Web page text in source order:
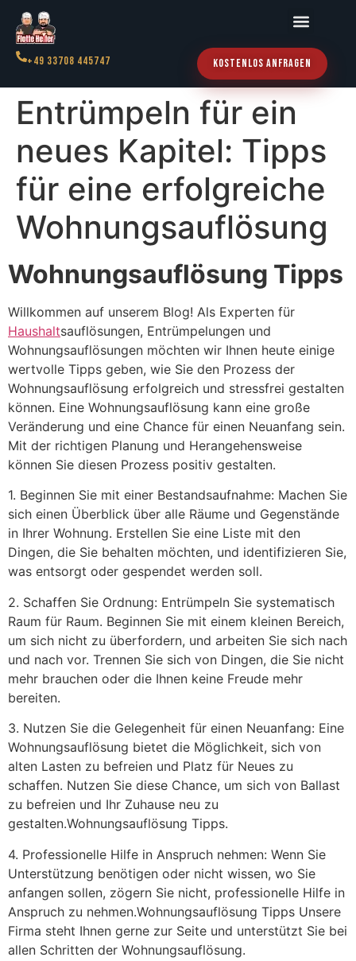
+49 33708 445747 Kostenlos Anfragen
Entrümpeln für ein
neues Kapitel: Tipps
für eine erfolgreiche
Wohnungsauflösung
Wohnungsauflösung Tipps
Willkommen auf unserem Blog! Als Experten für
Haushaltsauflösungen, Entrümpelungen und
Wohnungsauflösungen möchten wir Ihnen heute einige
wertvolle Tipps geben, wie Sie den Prozess der
Wohnungsauflösung erfolgreich und stressfrei gestalten
können. Eine Wohnungsauflösung kann eine große
Veränderung und eine Chance für einen Neuanfang sein.
Mit der richtigen Planung und Herangehensweise
können Sie diesen Prozess positiv gestalten.
1. Beginnen Sie mit einer Bestandsaufnahme: Machen Sie
sich einen Überblick über alle Räume und Gegenstände
in Ihrer Wohnung. Erstellen Sie eine Liste mit den
Dingen, die Sie behalten möchten, und identifizieren Sie,
was entsorgt oder gespendet werden soll.
2. Schaffen Sie Ordnung: Entrümpeln Sie systematisch
Raum für Raum. Beginnen Sie mit einem kleinen Bereich,
um sich nicht zu überfordern, und arbeiten Sie sich nach
und nach vor. Trennen Sie sich von Dingen, die Sie nicht
mehr brauchen oder die Ihnen keine Freude mehr
bereiten.
3. Nutzen Sie die Gelegenheit für einen Neuanfang: Eine
Wohnungsauflösung bietet die Möglichkeit, sich von
alten Lasten zu befreien und Platz für Neues zu
schaffen. Nutzen Sie diese Chance, um sich von Ballast
zu befreien und Ihr Zuhause neu zu
gestalten.Wohnungsauflösung Tipps.
4. Professionelle Hilfe in Anspruch nehmen: Wenn Sie
Unterstützung benötigen oder nicht wissen, wo Sie
anfangen sollen, zögern Sie nicht, professionelle Hilfe in
Anspruch zu nehmen.Wohnungsauflösung Tipps Unsere
Firma steht Ihnen gerne zur Seite und unterstützt Sie bei
allen Schritten der Wohnungsauflösung.